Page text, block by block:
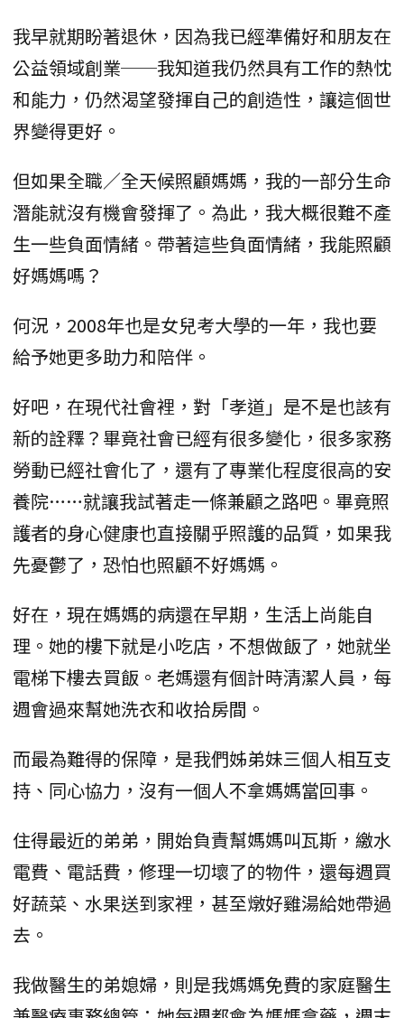
我早就期盼著退休，因為我已經準備好和朋友在
公益領域創業──我知道我仍然具有工作的熱忱
和能力，仍然渴望發揮自己的創造性，讓這個世
界變得更好。
但如果全職／全天候照顧媽媽，我的一部分生命
潛能就沒有機會發揮了。為此，我大概很難不產
生一些負面情緒。帶著這些負面情緒，我能照顧
好媽媽嗎？
何況，2008年也是女兒考大學的一年，我也要
給予她更多助力和陪伴。
好吧，在現代社會裡，對「孝道」是不是也該有
新的詮釋？畢竟社會已經有很多變化，很多家務
勞動已經社會化了，還有了專業化程度很高的安
養院……就讓我試著走一條兼顧之路吧。畢竟照
護者的身心健康也直接關乎照護的品質，如果我
先憂鬱了，恐怕也照顧不好媽媽。
好在，現在媽媽的病還在早期，生活上尚能自
理。她的樓下就是小吃店，不想做飯了，她就坐
電梯下樓去買飯。老媽還有個計時清潔人員，每
週會過來幫她洗衣和收拾房間。
而最為難得的保障，是我們姊弟妹三個人相互支
持、同心協力，沒有一個人不拿媽媽當回事。
住得最近的弟弟，開始負責幫媽媽叫瓦斯，繳水
電費、電話費，修理一切壞了的物件，還每週買
好蔬菜、水果送到家裡，甚至燉好雞湯給她帶過
去。
我做醫生的弟媳婦，則是我媽媽免費的家庭醫生